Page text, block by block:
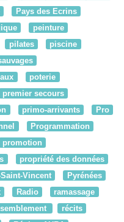
Pays des Ecrins
peinture
pilates
piscine
poterie
premier secours
primo-arrivants
Pro
Programmation
promotion
propriété des données
Saint-Vincent
Pyrénées
Radio
ramassage
récits